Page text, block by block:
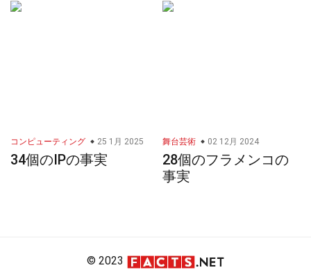
コンピューティング 25 1月 2025
34個のIPの事実
舞台芸術 02 12月 2024
28個のフラメンコの
事実
© 2023